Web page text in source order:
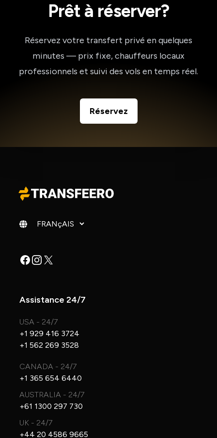
Prêt à réserver?
Réservez votre transfert privé en quelques
minutes — prix fixe, chauffeurs locaux
professionnels et suivi des vols en temps réel.
Réservez
Changer de langue
Facebook
Instagram
X
Assistance 24/7
USA - 24/7
+1 929 416 3724
+1 562 269 3528
CANADA - 24/7
+1 365 654 6440
AUSTRALIA - 24/7
+61 1300 297 730
UK - 24/7
+44 20 4586 9665